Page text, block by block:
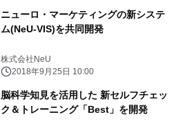
ニューロ・マーケティングの新システ
ム(NeU-VIS)を共同開発
株式会社NeU
2018年9月25日 10:00
脳科学知見を活用した 新セルフチェッ
ク＆トレーニング「Best」を開発